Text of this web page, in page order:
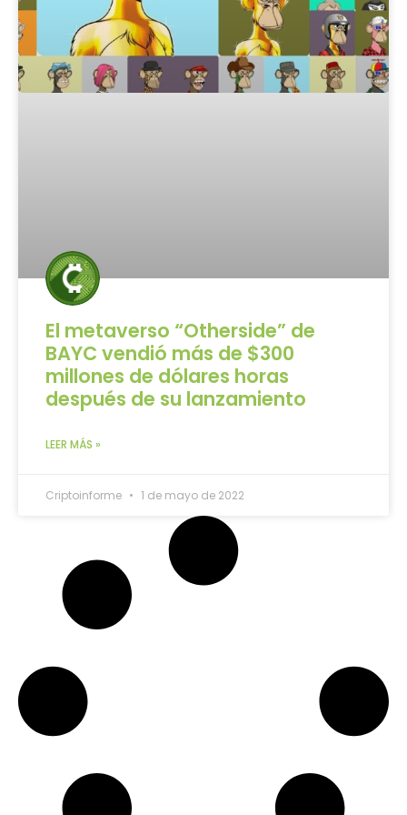
El metaverso “Otherside” de
BAYC vendió más de $300
millones de dólares horas
después de su lanzamiento
LEER MÁS »
Criptoinforme 1 de mayo de 2022